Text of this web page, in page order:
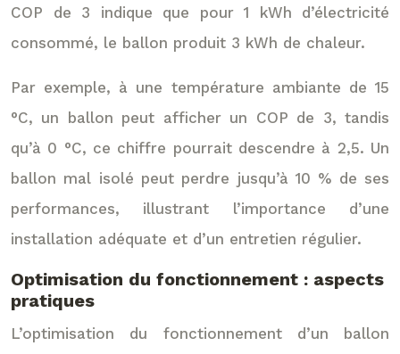
COP de 3 indique que pour 1 kWh d’électricité
consommé, le ballon produit 3 kWh de chaleur.
Par exemple, à une température ambiante de 15
°C, un ballon peut afficher un COP de 3, tandis
qu’à 0 °C, ce chiffre pourrait descendre à 2,5. Un
ballon mal isolé peut perdre jusqu’à 10 % de ses
performances, illustrant l’importance d’une
installation adéquate et d’un entretien régulier.
Optimisation du fonctionnement : aspects
pratiques
L’optimisation du fonctionnement d’un ballon